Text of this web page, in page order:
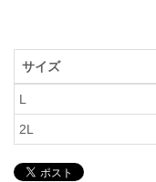
サイズ
L
2L